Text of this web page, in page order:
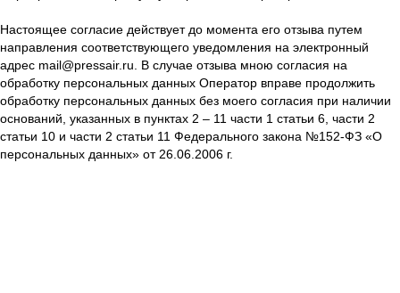
Настоящее согласие действует до момента его отзыва путем
направления соответствующего уведомления на электронный
адрес mail@pressair.ru. В случае отзыва мною согласия на
обработку персональных данных Оператор вправе продолжить
обработку персональных данных без моего согласия при наличии
оснований, указанных в пунктах 2 – 11 части 1 статьи 6, части 2
статьи 10 и части 2 статьи 11 Федерального закона №152-ФЗ «О
персональных данных» от 26.06.2006 г.